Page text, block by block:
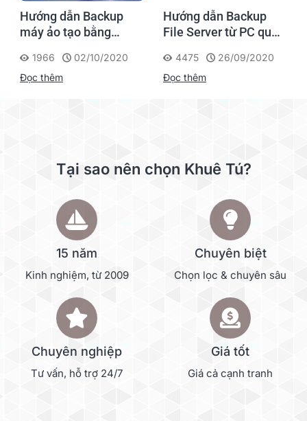
Hướng dẫn Backup
máy ảo tạo bằng
Manager trong NAS
Synology
1966
02/10/2020
Đọc thêm
Hướng dẫn Backup
File Server từ PC qua
4475
26/09/2020
Đọc thêm
Tại sao nên chọn Khuê Tú?
15 năm
Kinh nghiệm, từ 2009
Chuyên biệt
Chọn lọc & chuyên sâu
Chuyên nghiệp
Tư vấn, hỗ trợ 24/7
Giá tốt
Giá cả cạnh tranh